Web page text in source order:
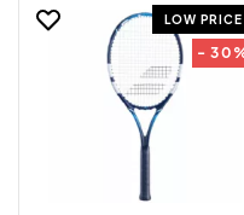
LOW PRICE
-